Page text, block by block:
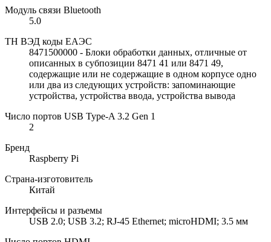
Модуль связи Bluetooth
5.0
ТН ВЭД коды ЕАЭС
8471500000 - Блоки обработки данных, отличные от
описанных в субпозиции 8471 41 или 8471 49,
содержащие или не содержащие в одном корпусе одно
или два из следующих устройств: запоминающие
устройства, устройства ввода, устройства вывода
Число портов USB Type-A 3.2 Gen 1
2
Бренд
Raspberry Pi
Страна-изготовитель
Китай
Интерфейсы и разъемы
USB 2.0; USB 3.2; RJ-45 Ethernet; microHDMI; 3.5 мм